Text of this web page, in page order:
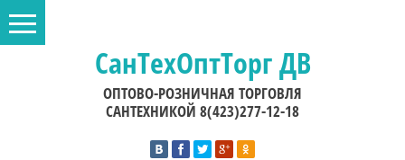
СанТехОптТорг ДВ
ОПТОВО-РОЗНИЧНАЯ ТОРГОВЛЯ
САНТЕХНИКОЙ 8(423)277-12-18